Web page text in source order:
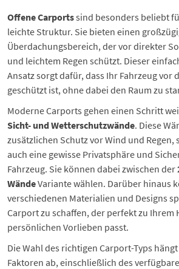
Offene Carportssind besonders beliebt
leichte Struktur. Sie bieten einen
Überdachungsbereich, der vor direkter
und leichtem Regen schützt. Dieser
Ansatz sorgt dafür, dass Ihr Fahrzeug vor
geschützt ist, ohne dabei den Raum zu
Moderne Carports gehen einen Schritt
Sicht- und Wetterschutzwände. Diese
zusätzlichen Schutz vor Wind und
auch eine gewisse Privatsphäre und
Fahrzeug. Sie können dabei zwischen der
WändeVariante wählen. Darüber hinaus
verschiedenen Materialien und Designs
Carport zu schaffen, der perfekt zu Ihrem
persönlichen Vorlieben passt.
Die Wahl des richtigen Carport-Typs
Faktoren ab, einschließlich des